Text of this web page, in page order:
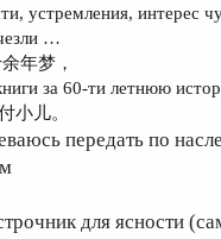
устремления, интерес
…
年梦，
за 60-ти летнюю
小儿。
передать по
для ясности